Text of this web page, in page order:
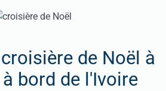
de Noël à
bord de l'Ivoire